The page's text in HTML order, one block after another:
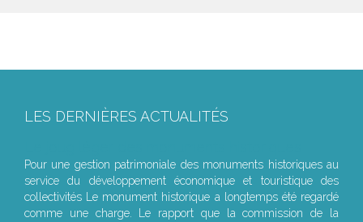
LES DERNIÈRES ACTUALITÉS
Pour une gestion patrimoniale des monuments historiques au
service du développement économique et touristique des
collectivités Le monument historique a longtemps été regardé
comme une charge. Le rapport que la commission de la